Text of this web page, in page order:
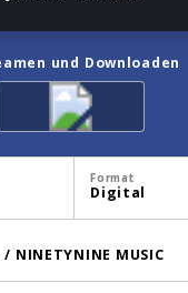
und Downloaden
Format
Digital
NINETYNINE MUSIC